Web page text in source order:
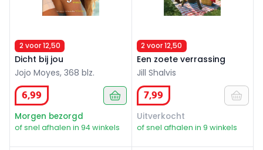
2 voor 12,50
Dicht bij jou
Jojo Moyes, 368 blz.
6,99
Morgen bezorgd
of snel afhalen in 94 winkels
2 voor 12,50
Een zoete verrassing
Jill Shalvis
7,99
Uitverkocht
of snel afhalen in 9 winkels